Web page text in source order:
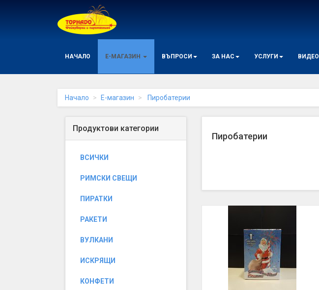
НАЧАЛО Е-МАГАЗИН ВЪПРОСИ ЗА НАС УСЛУГИ ВИДЕО
Начало Е-магазин Пиробатерии
Продуктови категории
ВСИЧКИ
РИМСКИ СВЕЩИ
ПИРАТКИ
РАКЕТИ
ВУЛКАНИ
ИСКРЯЩИ
КОНФЕТИ
Пиробатерии